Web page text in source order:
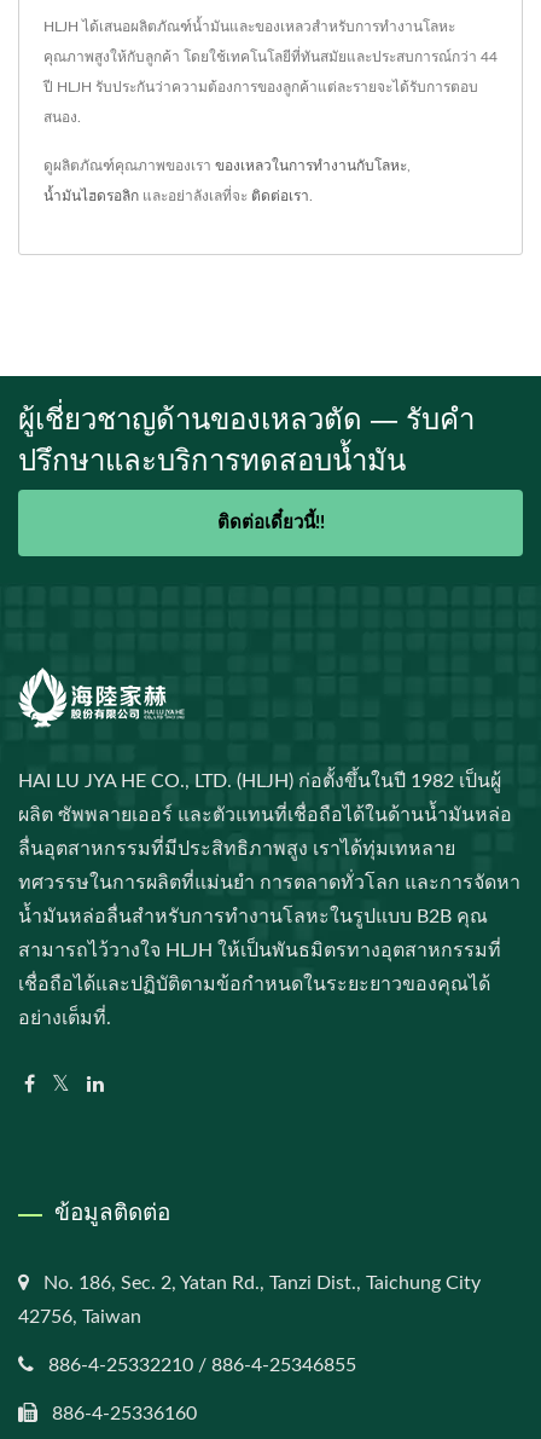
HLJH ได้เสนอผลิตภัณฑ์น้ำมันและของเหลวสำหรับการทำงานโลหะ
คุณภาพสูงให้กับลูกค้า โดยใช้เทคโนโลยีที่ทันสมัยและประสบการณ์กว่า 44
ปี HLJH รับประกันว่าความต้องการของลูกค้าแต่ละรายจะได้รับการตอบ
สนอง.
ดูผลิตภัณฑ์คุณภาพของเรา ของเหลวในการทำงานกับโลหะ
น้ำมันไฮดรอลิก และอย่าลังเลที่จะ ติดต่อเรา
ผู้เชี่ยวชาญด้านของเหลวตัด — รับคำ
ปรึกษาและบริการทดสอบน้ำมัน
ติดต่อเดี๋ยวนี้!!
HAI LU JYA HE CO., LTD. (HLJH) ก่อตั้งขึ้นในปี 1982 เป็นผู้
ผลิต ซัพพลายเออร์ และตัวแทนที่เชื่อถือได้ในด้านน้ำมันหล่อ
ลื่นอุตสาหกรรมที่มีประสิทธิภาพสูง เราได้ทุ่มเทหลาย
ทศวรรษในการผลิตที่แม่นยำ การตลาดทั่วโลก และการจัดหา
น้ำมันหล่อลื่นสำหรับการทำงานโลหะในรูปแบบ B2B คุณ
สามารถไว้วางใจ HLJH ให้เป็นพันธมิตรทางอุตสาหกรรมที่
เชื่อถือได้และปฏิบัติตามข้อกำหนดในระยะยาวของคุณได้
อย่างเต็มที่.
ข้อมูลติดต่อ
No. 186, Sec. 2, Yatan Rd., Tanzi Dist., Taichung City
42756, Taiwan
886-4-25332210 / 886-4-25346855
886-4-25336160